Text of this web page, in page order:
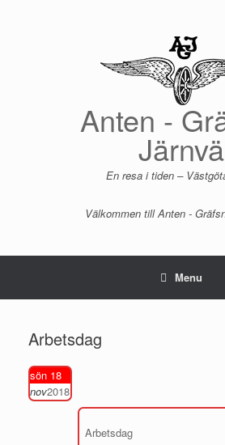
Anten -
En resa i tiden –
Välkommen till Anten -
Menu
Arbetsdag
sön 18
nov2018
Arbetsdag